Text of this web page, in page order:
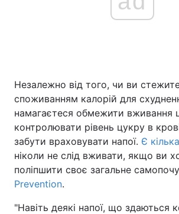
Незалежно від того, чи ви
споживанням калорій для
намагаєтеся обмежити вживання
контролювати рівень цукру в
забути враховувати напої. Є
ніколи не слід вживати, якщо ви
поліпшити своє загальне
Prevention.
"Навіть деякі напої, що здаються